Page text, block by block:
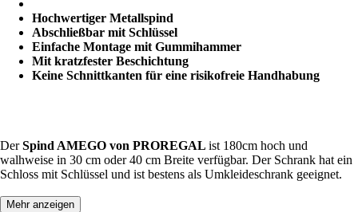
Hochwertiger Metallspind
Abschließbar mit Schlüssel
Einfache Montage mit Gummihammer
Mit kratzfester Beschichtung
Keine Schnittkanten für eine risikofreie Handhabung
DerSpind AMEGO von PROREGAL ist 180cm hoch und
walhweise in 30 cm oder 40 cm Breite verfügbar. Der Schrank hat ein
Schloss mit Schlüssel und ist bestens als Umkleideschrank geeignet.
Mehr anzeigen